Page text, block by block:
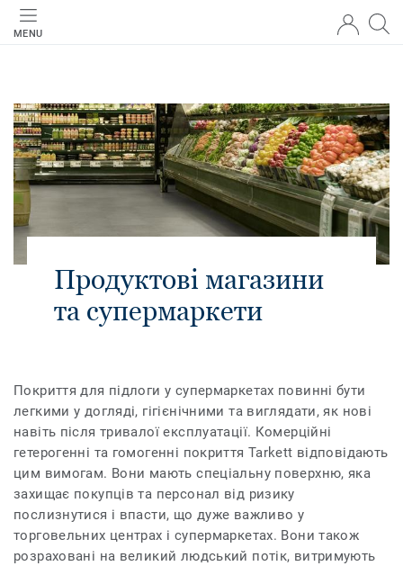
MENU
Продуктові магазини
та супермаркети
Покриття для підлоги у супермаркетах повинні бути
легкими у догляді, гігієнічними та виглядати, як нові
навіть після тривалої експлуатації. Комерційні
гетерогенні та гомогенні покриття Tarkett відповідають
цим вимогам. Вони мають спеціальну поверхню, яка
захищає покупців та персонал від ризику
послизнутися і впасти, що дуже важливо у
торговельних центрах і супермаркетах. Вони також
розраховані на великий людський потік, витримують